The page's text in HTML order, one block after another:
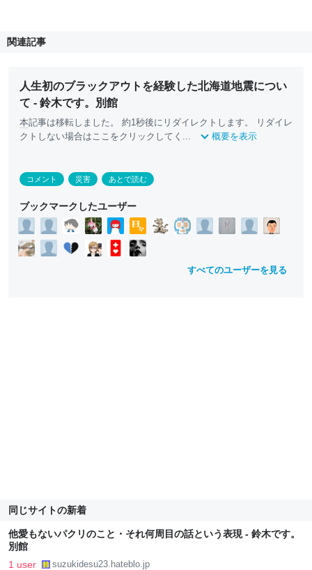
関連記事
人生初のブラックアウトを経験した北海道地震につい
て - 鈴木です。別館
本記事は移転しました。 約1秒後にリダイレクトします。 リダイレ
クトしない場合はここをクリックしてく...
概要を表示
コメント 災害 あとで読む
ブックマークしたユーザー
すべてのユーザーを見る
同じサイトの新着
他愛もないパクリのこと・それ何周目の話という表現 - 鈴木です。
別館
1 user suzukidesu23.hateblo.jp